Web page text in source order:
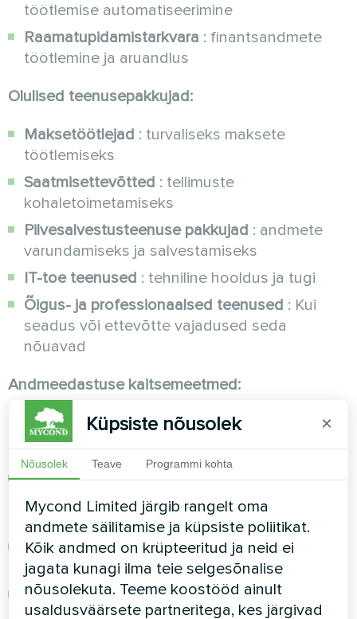
töötlemise automatiseerimine
Raamatupidamistarkvara : finantsandmete
töötlemine ja aruandlus
Olulised teenusepakkujad:
Maksetöötlejad : turvaliseks maksete
töötlemiseks
Saatmisettevõtted : tellimuste
kohaletoimetamiseks
Pilvesalvestusteenuse pakkujad : andmete
varundamiseks ja salvestamiseks
IT-toe teenused : tehniline hooldus ja tugi
Õigus- ja professionaalsed teenused : Kui
seadus või ettevõtte vajadused seda
nõuavad
Andmeedastuse kaitsemeetmed:
Kõik kolmanda osapoole töötlejad on
kohustatud:
Allkirjastage isikuandmete kaitse
üldmäärusega (GDPR) kooskõlas olevad
andmetöötluslepingud (DPA)
Rakendage asjakohaseid tehnilisi ja
korralduslikke turvameetmeid
Töötle andmeid ainult kindlaksmääratud
Küpsiste nõusolek ×
Nõusolek Teave Programmi kohta
Mycond Limited järgib rangelt oma
andmete säilitamise ja küpsiste poliitikat.
Kõik andmed on krüpteeritud ja neid ei
jagata kunagi ilma teie selgesõnalise
nõusolekuta. Teeme koostööd ainult
usaldusväärsete partneritega, kes järgivad